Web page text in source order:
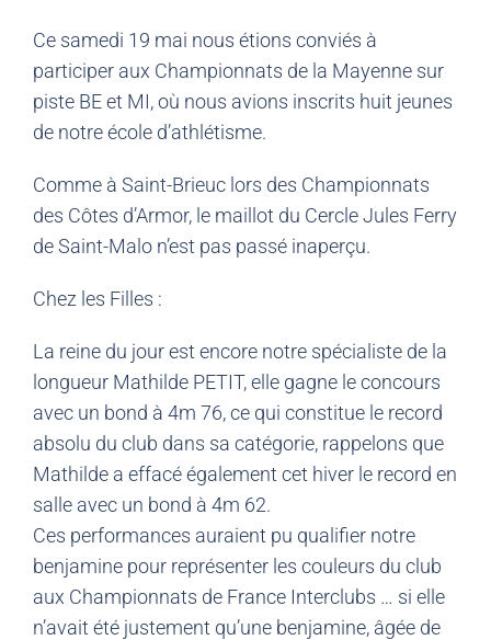
Ce samedi 19 mai nous étions conviés à
participer aux Championnats de la Mayenne sur
piste BE et MI, où nous avions inscrits huit jeunes
de notre école d’athlétisme.
Comme à Saint-Brieuc lors des Championnats
des Côtes d’Armor, le maillot du Cercle Jules Ferry
de Saint-Malo n’est pas passé inaperçu.
Chez les Filles :
La reine du jour est encore notre spécialiste de la
longueur Mathilde PETIT, elle gagne le concours
avec un bond à 4m 76, ce qui constitue le record
absolu du club dans sa catégorie, rappelons que
Mathilde a effacé également cet hiver le record en
salle avec un bond à 4m 62.
Ces performances auraient pu qualifier notre
benjamine pour représenter les couleurs du club
aux Championnats de France Interclubs … si elle
n’avait été justement qu’une benjamine, âgée de